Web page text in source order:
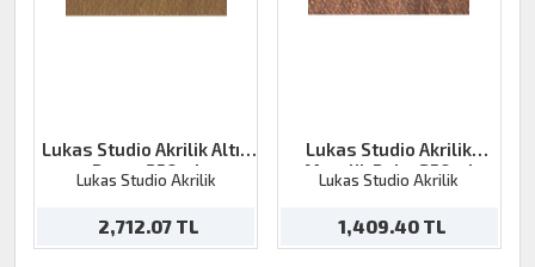
Lukas Studio Akrilik Altın
Bronz 250ml
Lukas Studio Akrilik
2,712.07 TL
Lukas Studio Akrilik
Metalik Bakır 250ml
Lukas Studio Akrilik
1,409.40 TL